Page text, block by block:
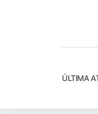
ÚLTIMA